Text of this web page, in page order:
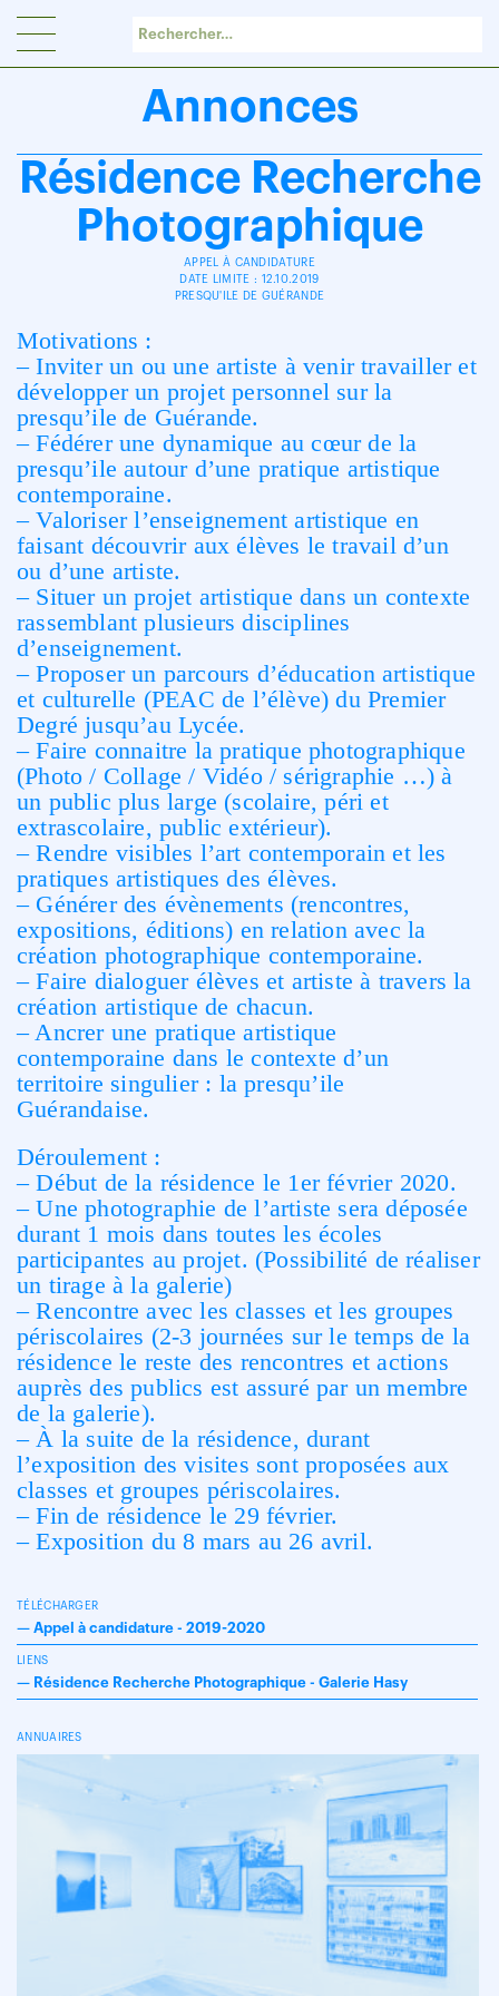
Annonces
Résidence Recherche
Photographique
APPEL À CANDIDATURE
DATE LIMITE : 12.10.2019
PRESQU'ILE DE GUÉRANDE
Motivations :
– Inviter un ou une artiste à venir travailler et
développer un projet personnel sur la
presqu’ile de Guérande.
– Fédérer une dynamique au cœur de la
presqu’ile autour d’une pratique artistique
contemporaine.
– Valoriser l’enseignement artistique en
faisant découvrir aux élèves le travail d’un
ou d’une artiste.
– Situer un projet artistique dans un contexte
rassemblant plusieurs disciplines
d’enseignement.
– Proposer un parcours d’éducation artistique
et culturelle (PEAC de l’élève) du Premier
Degré jusqu’au Lycée.
– Faire connaitre la pratique photographique
(Photo / Collage / Vidéo / sérigraphie …) à
un public plus large (scolaire, péri et
extrascolaire, public extérieur).
– Rendre visibles l’art contemporain et les
pratiques artistiques des élèves.
– Générer des évènements (rencontres,
expositions, éditions) en relation avec la
création photographique contemporaine.
– Faire dialoguer élèves et artiste à travers la
création artistique de chacun.
– Ancrer une pratique artistique
contemporaine dans le contexte d’un
territoire singulier : la presqu’ile
Guérandaise.
Déroulement :
– Début de la résidence le 1er février 2020.
– Une photographie de l’artiste sera déposée
durant 1 mois dans toutes les écoles
participantes au projet. (Possibilité de réaliser
un tirage à la galerie)
– Rencontre avec les classes et les groupes
périscolaires (2-3 journées sur le temps de la
résidence le reste des rencontres et actions
auprès des publics est assuré par un membre
de la galerie).
– À la suite de la résidence, durant
l’exposition des visites sont proposées aux
classes et groupes périscolaires.
– Fin de résidence le 29 février.
– Exposition du 8 mars au 26 avril.
TÉLÉCHARGER
— Appel à candidature - 2019-2020
LIENS
— Résidence Recherche Photographique - Galerie Hasy
ANNUAIRES